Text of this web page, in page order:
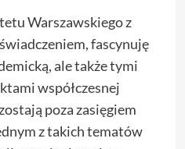
Warszawskiego z
fascynuję
ale także tymi
współczesnej
poza zasięgiem
z takich tematów